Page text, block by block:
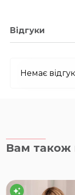
Відгуки
Немає
Вам також